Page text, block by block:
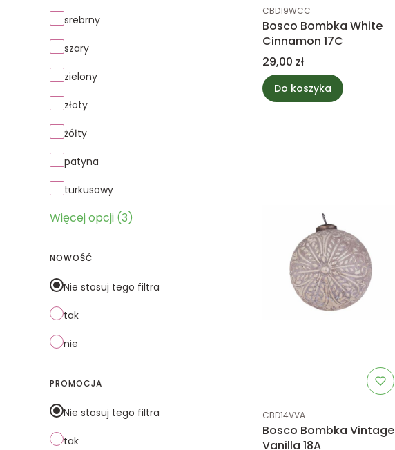
srebrny
szary
zielony
złoty
żółty
patyna
turkusowy
Więcej opcji (3)
NOWOŚĆ
Nie stosuj tego filtra
tak
nie
PROMOCJA
Nie stosuj tego filtra
tak
Kod produktu
CBD19WCC
Bosco Bombka White
Cinnamon 17C
Cena
29,00 zł
Do koszyka
Kod produktu
CBD14VVA
Bosco Bombka Vintage
Vanilla 18A